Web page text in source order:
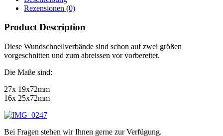
Rezensionen (0)
Product Description
Diese Wundschnellverbände sind schon auf zwei größen
vorgeschnitten und zum abreissen vor vorbereitet.
Die Maße sind:
27x 19x72mm
16x 25x72mm
Bei Fragen stehen wir Ihnen gerne zur Verfügung.